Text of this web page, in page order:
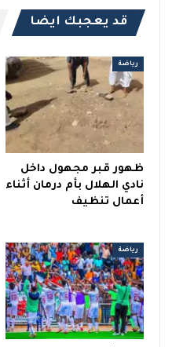
قد يعجبك ايضا
رياضة
ظهور قبر مجهول داخل
نادي الهلال بأم درمان أثناء
أعمال تنظيف
رياضة